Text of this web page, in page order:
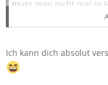
muss man nicht mal in
Genau dafür hole ich
Ein GT ist ein Spaß-
Warum heißt es wohl GT?
Ich kann dich absolut